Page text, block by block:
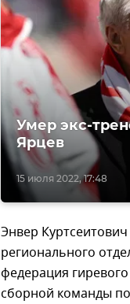
15 июля 2022, 17:48
Умер экс-
Ярцев
Энвер
регионального
федерация
сборной команды по